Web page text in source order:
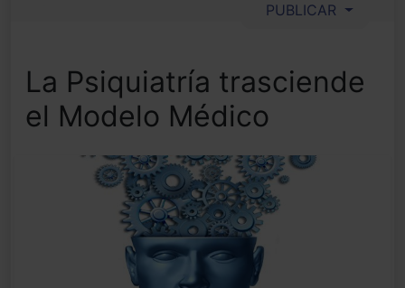
PUBLICAR
La Psiquiatría trasciende
el Modelo Médico